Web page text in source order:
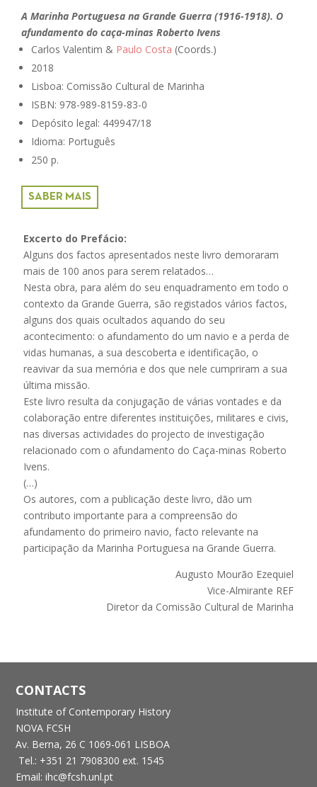
A Marinha Portuguesa na Grande Guerra (1916-1918). O
afundamento do caça-minas Roberto Ivens
Carlos Valentim & Paulo Costa (Coords.)
2018
Lisboa: Comissão Cultural de Marinha
ISBN: 978-989-8159-83-0
Depósito legal: 449947/18
Idioma: Português
250 p.
SABER MAIS
Excerto do Prefácio:
Alguns dos factos apresentados neste livro demoraram
mais de 100 anos para serem relatados…
Nesta obra, para além do seu enquadramento em todo o
contexto da Grande Guerra, são registados vários factos,
alguns dos quais ocultados aquando do seu
acontecimento: o afundamento do um navio e a perda de
vidas humanas, a sua descoberta e identificação, o
reavivar da sua memória e dos que nele cumpriram a sua
última missão.
Este livro resulta da conjugação de várias vontades e da
colaboração entre diferentes instituições, militares e civis,
nas diversas actividades do projecto de investigação
relacionado com o afundamento do Caça-minas Roberto
Ivens.
(…)
Os autores, com a publicação deste livro, dão um
contributo importante para a compreensão do
afundamento do primeiro navio, facto relevante na
participação da Marinha Portuguesa na Grande Guerra.
Augusto Mourão Ezequiel
Vice-Almirante REF
Diretor da Comissão Cultural de Marinha
CONTACTS
Institute of Contemporary History
NOVA FCSH
Av. Berna, 26 C 1069-061 LISBOA
Tel.: +351 21 7908300 ext. 1545
Email: ihc@fcsh.unl.pt